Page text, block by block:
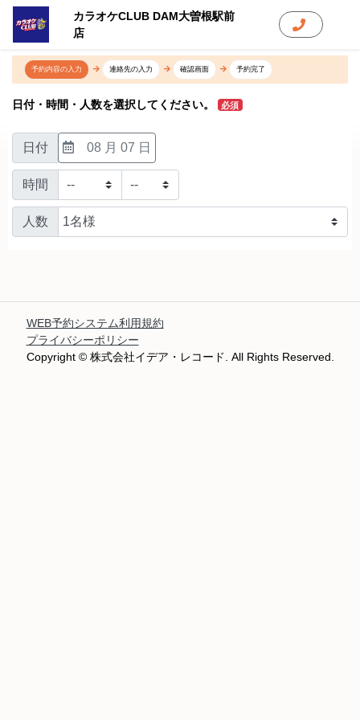
カラオケCLUB DAM大曽根駅前
店
予約内容の入力 連絡先の入力 確認画面 予約完了
日付・時間・人数を選択してください。 必須
日付 08 月 07 日
時間
人数
WEB予約システム利用規約
プライバシーポリシー
Copyright © 株式会社イデア・レコード. All Rights Reserved.